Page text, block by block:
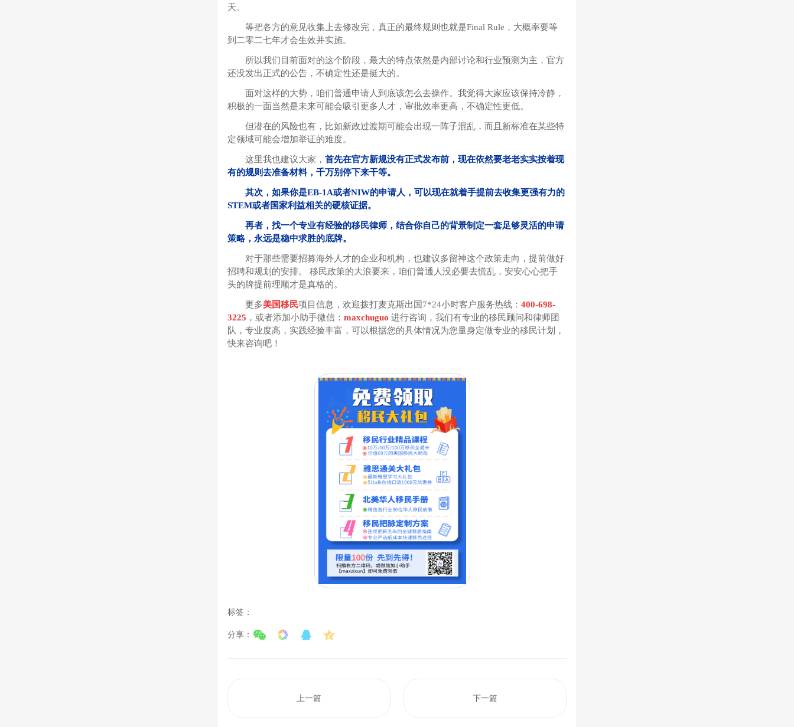
天。
等把各方的意见收集上去修改完，真正的最终规则也就是Final Rule，大概率要等
到二零二七年才会生效并实施。
所以我们目前面对的这个阶段，最大的特点依然是内部讨论和行业预测为主，官方
还没发出正式的公告，不确定性还是挺大的。
面对这样的大势，咱们普通申请人到底该怎么去操作。我觉得大家应该保持冷静，
积极的一面当然是未来可能会吸引更多人才，审批效率更高，不确定性更低。
但潜在的风险也有，比如新政过渡期可能会出现一阵子混乱，而且新标准在某些特
定领域可能会增加举证的难度。
这里我也建议大家，首先在官方新规没有正式发布前，现在依然要老老实实按着现
有的规则去准备材料，千万别停下来干等。
其次，如果你是EB-1A或者NIW的申请人，可以现在就着手提前去收集更强有力的
STEM或者国家利益相关的硬核证据。
再者，找一个专业有经验的移民律师，结合你自己的背景制定一套足够灵活的申请
策略，永远是稳中求胜的底牌。
对于那些需要招募海外人才的企业和机构，也建议多留神这个政策走向，提前做好
招聘和规划的安排。 移民政策的大浪要来，咱们普通人没必要去慌乱，安安心心把手
头的牌提前理顺才是真格的。
更多美国移民项目信息，欢迎拨打麦克斯出国7*24小时客户服务热线：400-698-
3225 ，或者添加小助手微信：maxchuguo 进行咨询，我们有专业的移民顾问和律师团
队，专业度高，实践经验丰富，可以根据您的具体情况为您量身定做专业的移民计划，
快来咨询吧！
标签：
分享：
上一篇 下一篇